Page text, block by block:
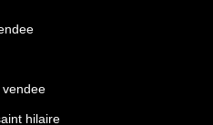
hilaire